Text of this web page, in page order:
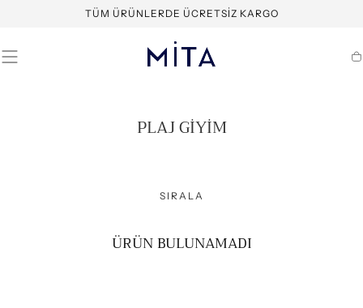
TÜM ÜRÜNLERDE ÜCRETSIZ KARGO
K
I
PLAJ GIYIM
SIRALA
ÜRÜN BULUNAMADI